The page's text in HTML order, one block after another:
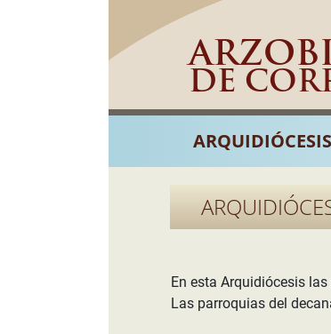
DE
ARQUIDIÓCESIS
En esta Arquidiócesis
Las parroquias del